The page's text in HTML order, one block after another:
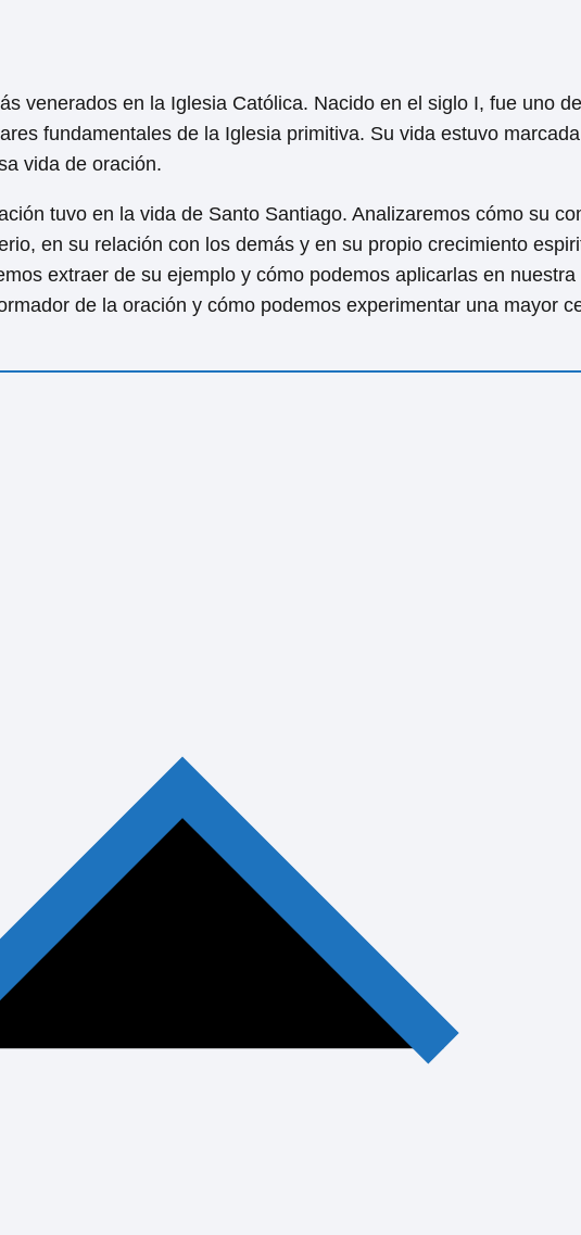
venerados en la Iglesia Católica. Nacido en el siglo I, fue uno
fundamentales de la Iglesia primitiva. Su vida estuvo
vida de oración.
tuvo en la vida de Santo Santiago. Analizaremos cómo su
en su relación con los demás y en su propio crecimiento
extraer de su ejemplo y cómo podemos aplicarlas en
de la oración y cómo podemos experimentar una mayor